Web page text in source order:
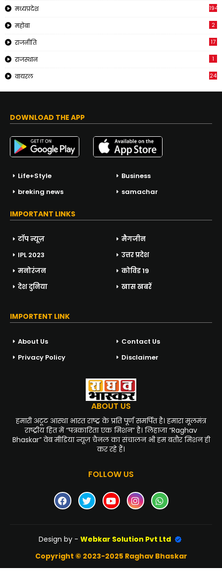
मध्यप्रदेश 194
महोबा 2
राजनीति 17
राजस्थान 1
वायरल 24
DOWNLOAD THE APP
Life+Style
Business
breking news
samachar
IMPORTANT LINKS
टॉप न्यूज़
मैगजीन
IPL 2023
उत्तर प्रदेश
मनोरंजन
कोविड 19
देश दुनिया
खास खबरें
IMPORTENT LINK
About Us
Contact Us
Privacy Policy
Disclaimer
ABOUT US
हमारी अटूट आस्था भारत राष्ट्र के प्रति पूर्ण समर्पित है। हमारा मूलमंत्र
राष्ट्रीय हित में “पत्रकारिता एक मिशन” है। लिहाजा “Raghav
Bhaskar” वेब मीडिया न्यूज़ चैनल का संचालन भी हम बतौर मिशन ही
कर रहे हैं।
FOLLOW US
Design by - Webkar Solution Pvt Ltd
Copyright © 2023-2025 Raghav Bhaskar